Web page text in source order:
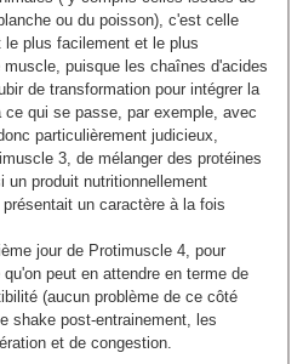
ou du poisson), c'est celle
plus facilement et le plus
puisque les chaînes d'acides
de transformation pour intégrer la
ce qui se passe, par exemple, avec
particulièrement judicieux,
3, de mélanger des protéines
un produit nutritionnellement
un caractère à la fois
jour de Protimuscle 4, pour
peut en attendre en terme de
(aucun problème de ce côté
shake post-entrainement, les
et de congestion.